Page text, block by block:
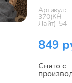
Артикул:
370(КН-
Лайт)-54
849
Снято с